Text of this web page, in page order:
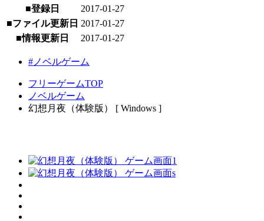
■登録日
2017-01-27
■ファイル更新日 2017-01-27
■情報更新日
2017-01-27
#ノベルゲーム
フリーゲームTOP
ノベルゲーム
幻想月夜（体験版） [ Windows ]